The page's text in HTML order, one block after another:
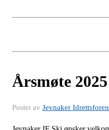
Årsmøte 2025
Postet av Jevnaker